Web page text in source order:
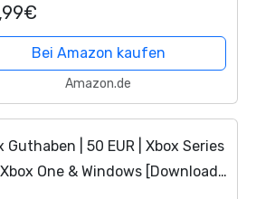
Bei Amazon kaufen
Amazon.de
Guthaben | 50 EUR | Xbox Series
One & Windows [Download